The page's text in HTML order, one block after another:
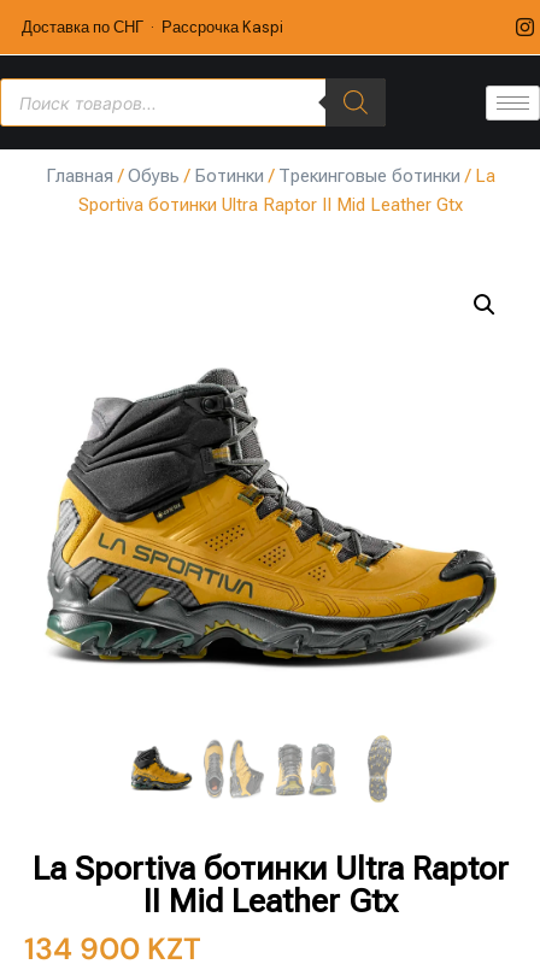
Доставка по СНГ · Рассрочка Kaspi
Главная /Обувь / Ботинки / Трекинговые ботинки / La
Sportiva ботинки Ultra Raptor II Mid Leather Gtx
La Sportiva ботинки Ultra Raptor
II Mid Leather Gtx
134 900 KZT